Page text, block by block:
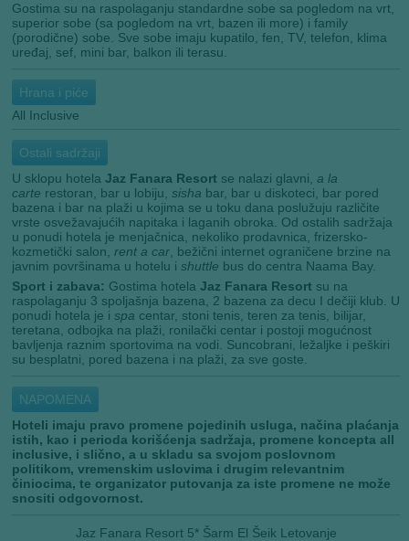
Gostima su na raspolaganju standardne sobe sa pogledom na vrt,
superior sobe (sa pogledom na vrt, bazen ili more) i family
(porodične) sobe. Sve sobe imaju kupatilo, fen, TV, telefon, klima
uređaj, sef, mini bar, balkon ili terasu.
Hrana i piće
All Inclusive
Ostali sadržaji
U sklopu hotelaJaz Fanara Resort se nalazi glavni,a la
carte restoran, bar u lobiju,sisha bar, bar u diskoteci, bar pored
bazena i bar na plaži u kojima se u toku dana poslužuju različite
vrste osvežavajućih napitaka i laganih obroka. Od ostalih sadržaja
u ponudi hotela je menjačnica, nekoliko prodavnica, frizersko-
kozmetički salon, rent a car , bežični internet ograničene brzine na
javnim površinama u hotelu ishuttle bus do centra Naama Bay.
Sport i zabava: Gostima hotelaJaz Fanara Resort su na
raspolaganju 3 spoljašnja bazena, 2 bazena za decu I dečiji klub. U
ponudi hotela je ispa centar, stoni tenis, teren za tenis, bilijar,
teretana, odbojka na plaži, ronilački centar i postoji mogućnost
bavljenja raznim sportovima na vodi. Suncobrani, ležaljke i peškiri
su besplatni, pored bazena i na plaži, za sve goste.
NAPOMENA
Hoteli imaju pravo promene pojedinih usluga, načina plaćanja
istih, kao i perioda korišćenja sadržaja, promene koncepta all
inclusive, i slično, a u skladu sa svojom poslovnom
politikom, vremenskim uslovima i drugim relevantnim
činiocima, te organizator putovanja za iste promene ne može
snositi odgovornost.
Jaz Fanara Resort 5* Šarm El Šeik Letovanje